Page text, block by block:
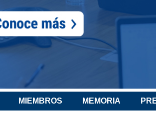
MIEMBROS MEMORIA